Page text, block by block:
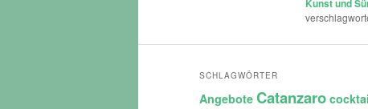
Kunst und
SCHLAGWÖRTER
Angebote Catanzaro